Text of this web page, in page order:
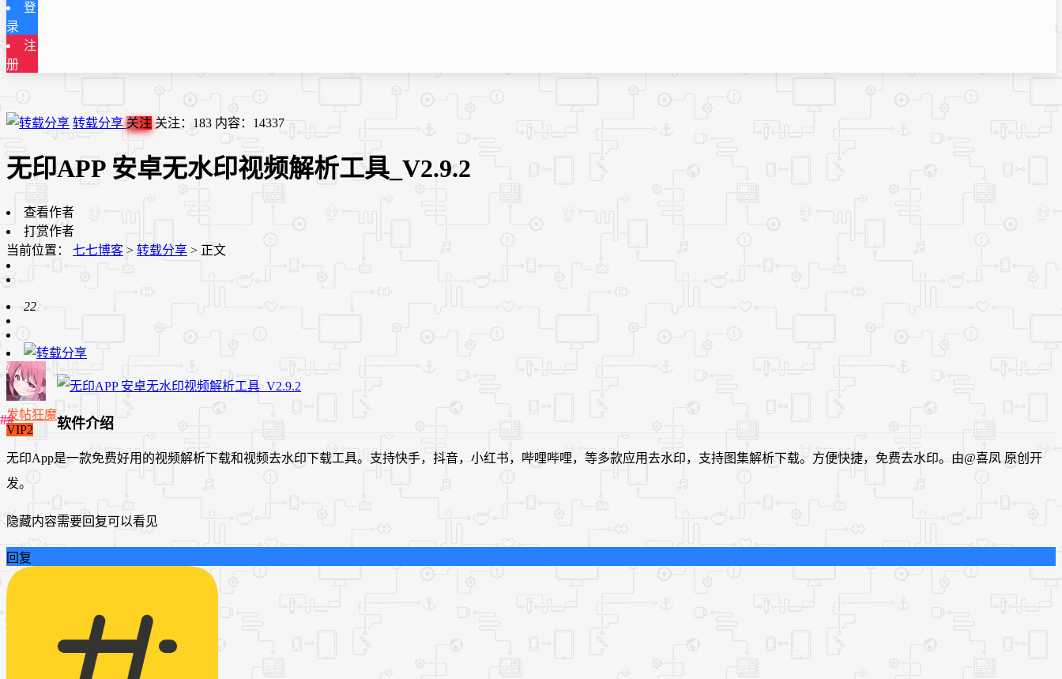
登
录
注
册
转载分享关注 关注： 183 内容： 14337
无印APP 安卓无水印视频解析工具_V2.9.2
查看作者
打赏作者
当前位置： 七七博客 > 转载分享 > 正文
22
发帖狂魔
VIP2
软件介绍
无印App是一款免费好用的视频解析下载和视频去水印下载工具。支持快手，抖音，小红书，哔哩哔哩，等多款应用去水印，支持图集解析下载。方便快捷，免费去水印。由@喜凤 原创开
发。
隐藏内容需要回复可以看见
回复